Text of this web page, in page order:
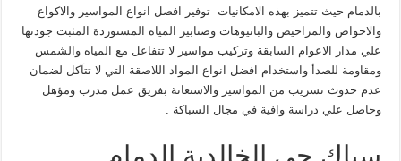
بالدمام حيث تتميز بهذه الامكانيات توفير افضل انواع المواسير والاكواع
والاحواض والمراحيض والبانيوهات وصنابير المياه المستوردة المثبت جودتها
علي مدار الاعوام السابقة وتركيب مواسير لا تتفاعل مع المياه والشمس
ومقاومة للصدأ واستخدام افضل انواع المواد اللاصقة التي لا تتآكل لضمان
عدم حدوث تسريب من المواسير والاستعانة بفريق عمل مدرب ومؤهل
وحاصل علي دراسة وافية في مجال السباكة .